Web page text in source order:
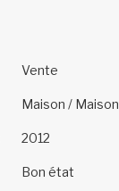
Vente
Maison / Maison
2012
Bon état